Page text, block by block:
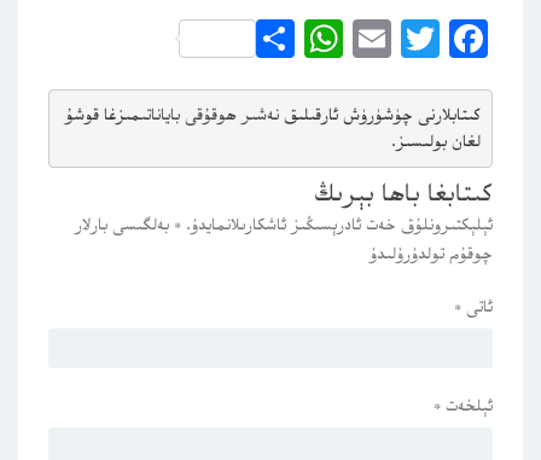
Facebook
Twitter
Email
WhatsApp
Share
كىتابلارنى چۈشۈرۈش ئارقىلىق نەشىر ھوقۇقى باياناتىمىزغا قوشۇ
لغان بولىسىز.
كىتابغا باھا بېرىڭ
ئېلېكتىرونلۇق خەت ئادرېسىڭىز ئاشكارىلانمايدۇ. * بەلگىسى بارلار
چوقۇم تولدۇرۇلىدۇ
ئاتى *
ئېلخەت *